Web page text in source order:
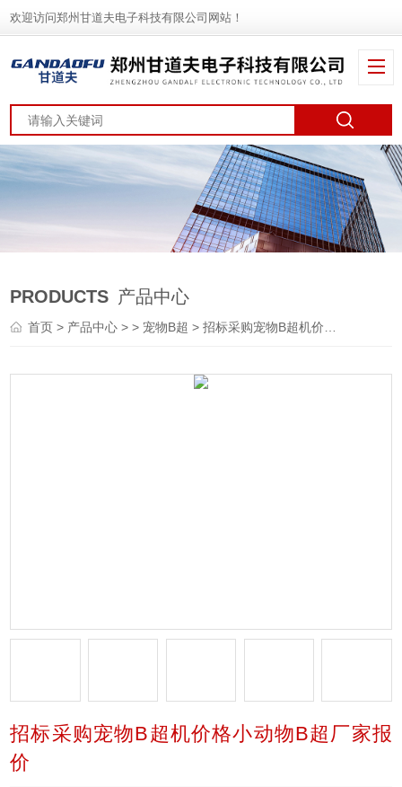
欢迎访问郑州甘道夫电子科技有限公司网站！
PRODUCTS 产品中心
首页> 产品中心 > > 宠物B超 > 招标采购宠物B超机价格小动物B超厂家报价
招标采购宠物B超机价格小动物B超厂家报
价